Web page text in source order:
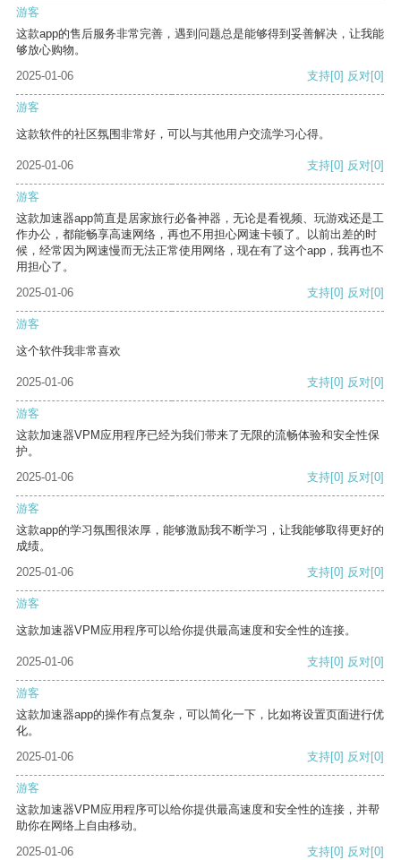
游客
这款app的售后服务非常完善，遇到问题总是能够得到妥善解决，让我能
够放心购物。
2025-01-06
支持[0] 反对[0]
游客
这款软件的社区氛围非常好，可以与其他用户交流学习心得。
2025-01-06 支持[0] 反对[0]
游客
这款加速器app简直是居家旅行必备神器，无论是看视频、玩游戏还是工
作办公，都能畅享高速网络，再也不用担心网速卡顿了。以前出差的时
候，经常因为网速慢而无法正常使用网络，现在有了这个app，我再也不
用担心了。
2025-01-06
支持[0] 反对[0]
游客
这个软件我非常喜欢
2025-01-06 支持[0] 反对[0]
游客
这款加速器VPM应用程序已经为我们带来了无限的流畅体验和安全性保
护。
2025-01-06
支持[0] 反对[0]
游客
这款app的学习氛围很浓厚，能够激励我不断学习，让我能够取得更好的
成绩。
2025-01-06
支持[0] 反对[0]
游客
这款加速器VPM应用程序可以给你提供最高速度和安全性的连接。
2025-01-06 支持[0] 反对[0]
游客
这款加速器app的操作有点复杂，可以简化一下，比如将设置页面进行优
化。
2025-01-06
支持[0] 反对[0]
游客
这款加速器VPM应用程序可以给你提供最高速度和安全性的连接，并帮
助你在网络上自由移动。
2025-01-06
支持[0] 反对[0]